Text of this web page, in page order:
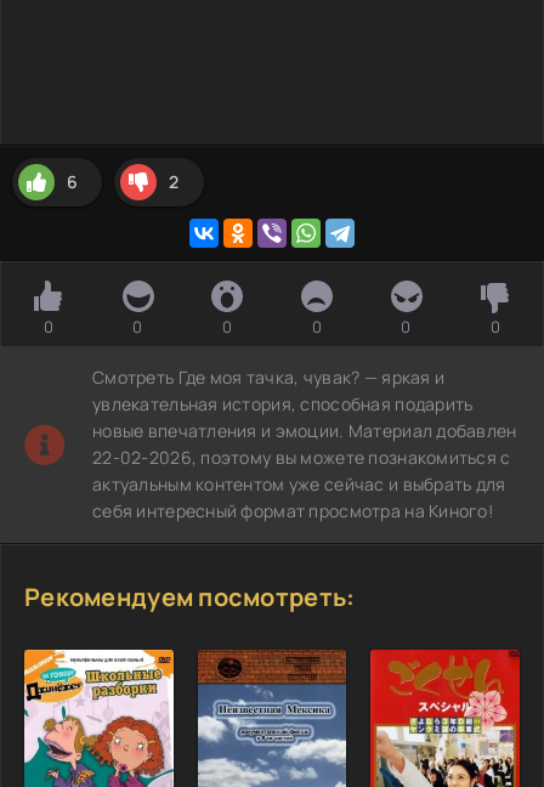
6 2
0 0 0 0 0 0
Смотреть Где моя тачка, чувак? — яркая и
увлекательная история, способная подарить
новые впечатления и эмоции. Материал добавлен
22-02-2026, поэтому вы можете познакомиться с
актуальным контентом уже сейчас и выбрать для
себя интересный формат просмотра на Киного!
Рекомендуем посмотреть: